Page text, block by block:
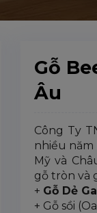
Gỗ
Âu
Công Ty
nhiều
Mỹ và
gỗ tròn và
+ Gỗ Dẻ
+ Gỗ sồi